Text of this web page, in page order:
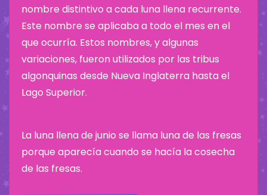
nombre distintivo a cada luna llena recurrente.
Este nombre se aplicaba a todo el mes en el
que ocurría. Estos nombres, y algunas
variaciones, fueron utilizados por las tribus
algonquinas desde Nueva Inglaterra hasta el
Lago Superior.
La luna llena de junio se llama luna de las fresas
porque aparecía cuando se hacía la cosecha
de las fresas.